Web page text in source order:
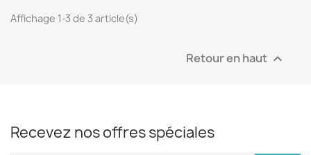
Affichage 1-3 de 3 article(s)
Retour en haut 
Recevez nos offres spéciales